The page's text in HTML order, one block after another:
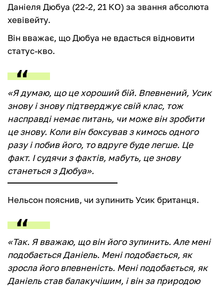
Даніеля Дюбуа (22-2, 21 КО) за звання абсолюта
хевівейту.
Він вважає, що Дюбуа не вдасться відновити
статус-кво.
«Я думаю, що це хороший бій. Впевнений, Усик
знову і знову підтверджує свій клас, тож
насправді немає питань, чи може він зробити
це знову. Коли він боксував з кимось одного
разу і побив його, то вдруге буде легше. Це
факт. І судячи з фактів, мабуть, це знову
станеться з Дюбуа».
Нельсон пояснив, чи зупинить Усик британця.
«Так. Я вважаю, що він його зупинить. Але мені
подобається Даніель. Мені подобається, як
зросла його впевненість. Мені подобається, як
Даніель став балакучішим, і він за природою